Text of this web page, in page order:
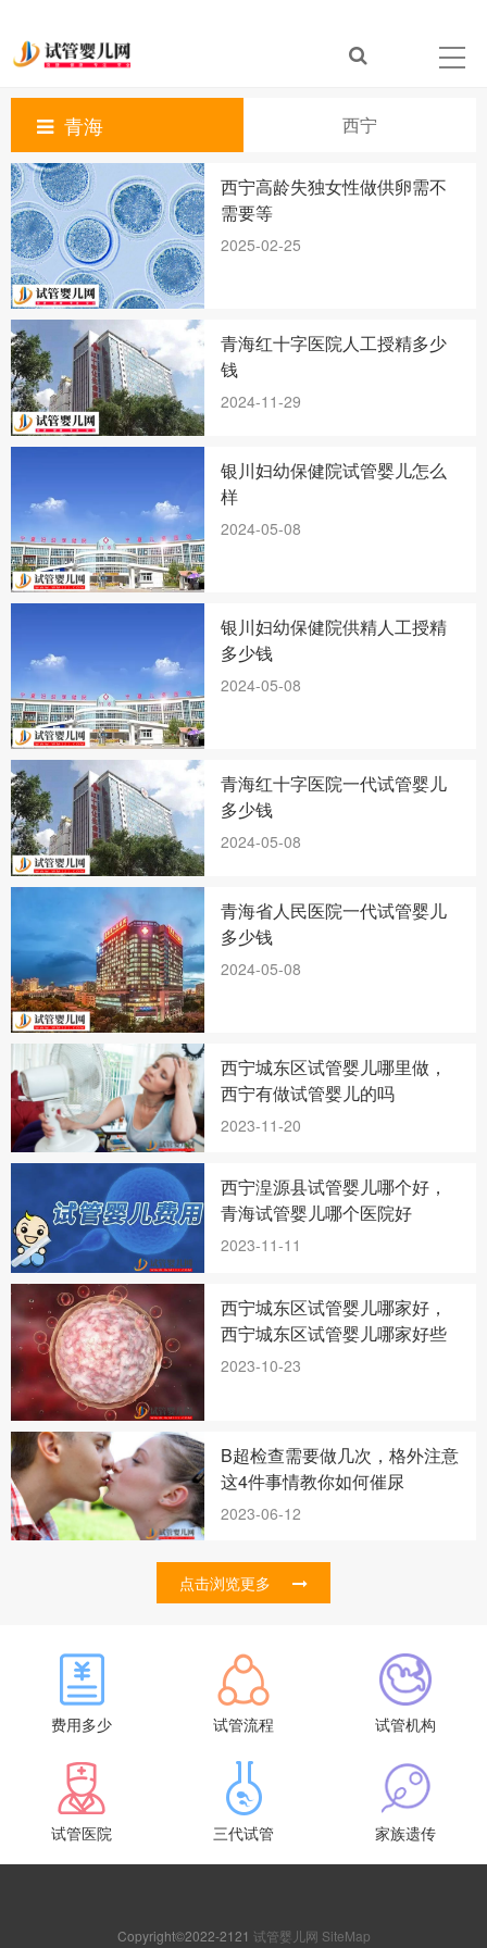
青海 西宁
西宁高龄失独女性做供卵需不
需要等
2025-02-25
青海红十字医院人工授精多少
钱
2024-11-29
银川妇幼保健院试管婴儿怎么
样
2024-05-08
银川妇幼保健院供精人工授精
多少钱
2024-05-08
青海红十字医院一代试管婴儿
多少钱
2024-05-08
青海省人民医院一代试管婴儿
多少钱
2024-05-08
西宁城东区试管婴儿哪里做，
西宁有做试管婴儿的吗
2023-11-20
西宁湟源县试管婴儿哪个好，
青海试管婴儿哪个医院好
2023-11-11
西宁城东区试管婴儿哪家好，
西宁城东区试管婴儿哪家好些
2023-10-23
B超检查需要做几次，格外注意
这4件事情教你如何催尿
2023-06-12
点击浏览更多
费用多少 试管流程 试管机构
试管医院 三代试管 家族遗传
Copyright©2022-2121 试管婴儿网 SiteMap